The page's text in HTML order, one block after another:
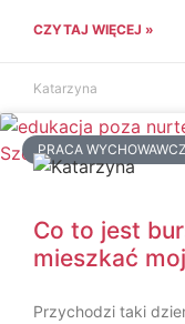
CZYTAJ WIĘCEJ »
Katarzyna
PRACA
Co to jest
mieszkać
Przychodzi taki